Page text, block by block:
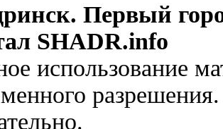
Первый
SHADR.info
использование